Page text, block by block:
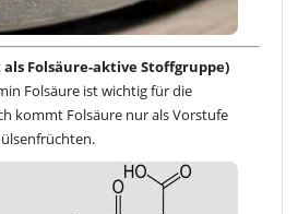
als Folsäure-aktive Stoffgruppe)
Folsäure ist wichtig für die
kommt Folsäure nur als Vorstufe